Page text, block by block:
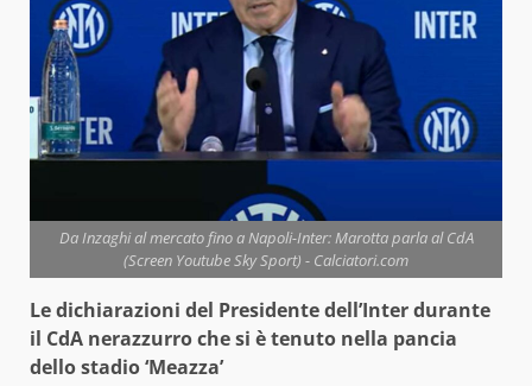
Da Inzaghi al mercato fino a Napoli-Inter: Marotta parla al CdA
(Screen Youtube Sky Sport) - Calciatori.com
Le dichiarazioni del Presidente dell’Inter durante
il CdA nerazzurro che si è tenuto nella pancia
dello stadio ‘Meazza’